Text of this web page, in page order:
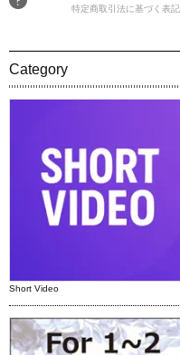
特定商取引法に基づく表記
Category
Short Video